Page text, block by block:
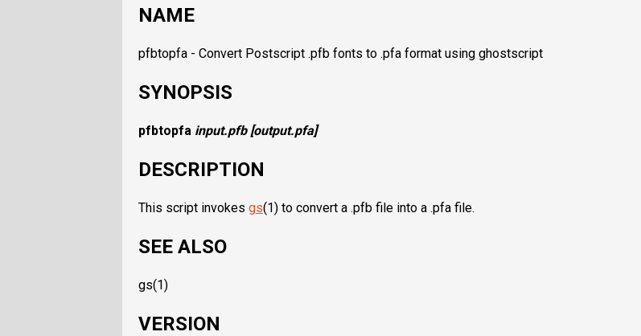
NAME
pfbtopfa - Convert Postscript .pfb fonts to .pfa format using ghostscript
SYNOPSIS
pfbtopfa input.pfb [output.pfa]
DESCRIPTION
This script invokes gs(1) to convert a .pfb file into a .pfa file.
SEE ALSO
gs(1)
VERSION